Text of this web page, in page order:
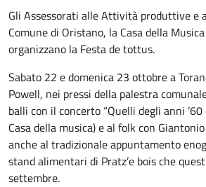
Gli Assessorati alle Attività produttive e
Comune di Oristano, la Casa della
organizzano la Festa de tottus.
Sabato 22 e domenica 23 ottobre a
Powell, nei pressi della palestra
balli con il concerto “Quelli degli anni ’60
Casa della musica) e al folk con
anche al tradizionale appuntamento
stand alimentari di Pratz’e bois che
settembre.